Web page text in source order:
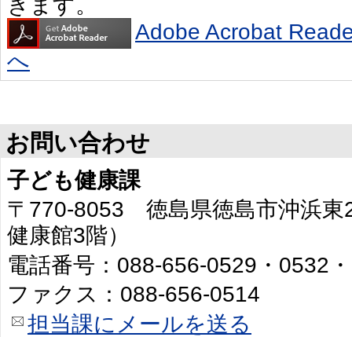
きます。
Adobe Acrobat
へ
お問い合わせ
子ども健康課
〒770-8053 徳島県徳島市沖浜東
健康館3階）
電話番号：088-656-0529・0532
ファクス：088-656-0514
担当課にメールを送る